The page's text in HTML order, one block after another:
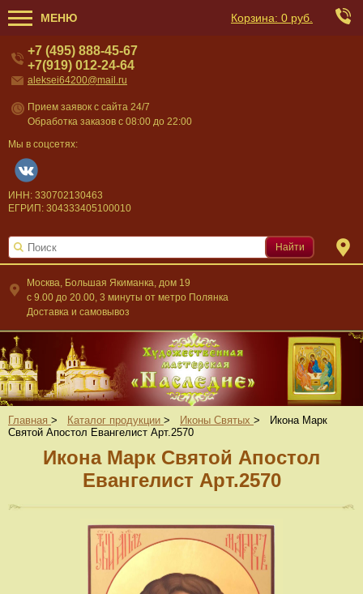
МЕНЮ Корзина: 0 руб.
Москва, Большая Якиманка, дом 19
c 9.00 до 20.00, 3 минуты от метро Полянка
Доставка и самовывоз
+7 (495) 888-45-67
+7(919) 012-24-64
aleksei64200@mail.ru
Прием заявок с сайта 24/7
Обработка заказов с 08:00 до 22:00
Мы в соцсетях:
ИНН: 330702130463
ЕГРИП: 304333405100010
Найти
Главная > Каталог продукции > Иконы Святых >
Икона Марк
Святой Апостол Евангелист Арт.2570
Икона Марк Святой Апостол
Евангелист Арт.2570